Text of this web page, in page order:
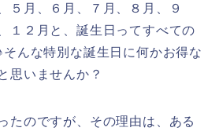
５月、６月、７月、８月、９
１２月と、誕生日ってすべての
そんな特別な誕生日に何かお得な
思いませんか？
たのですが、その理由は、ある